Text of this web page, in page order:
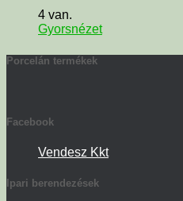
4 van.
Gyorsnézet
Porcelán termékek
Facebook
Vendesz Kkt
Ipari berendezések